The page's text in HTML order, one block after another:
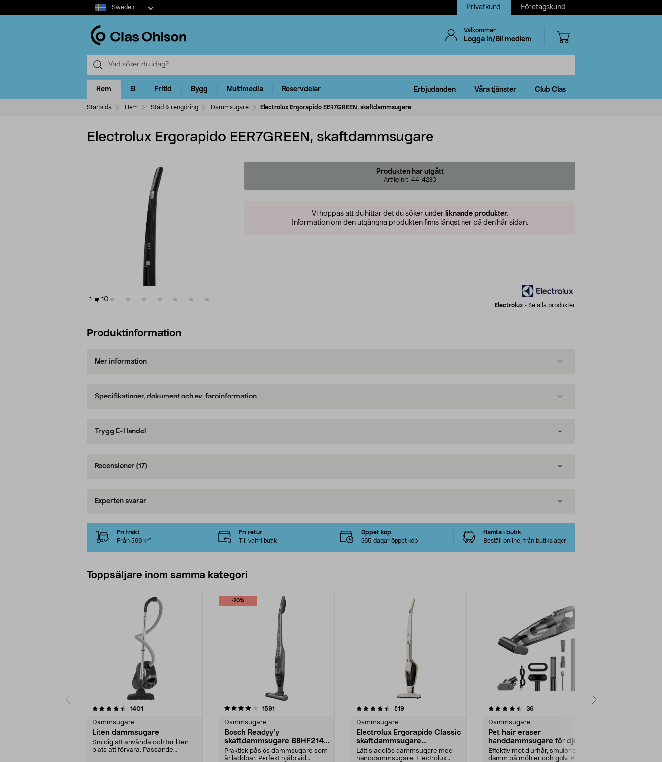
Select
market
Sweden Privatkund Företagskund
Välkommen
Logga in/Bli medlem
Hem El Fritid Bygg Multimedia Reservdelar Erbjudanden Våra tjänster Club Clas
Startsida Hem Städ & rengöring Dammsugare Electrolux Ergorapido EER7GREEN, skaftdammsugare
Electrolux Ergorapido EER7GREEN, skaftdammsugare
1 / 10
Produkten har utgått
Artikelnr: 44-4230
Vi hoppas att du hittar det du söker under liknande produkter.
Information om den utgångna produkten finns längst ner på den här sidan.
Electrolux - Se alla produkter
Produktinformation
Mer information
Specifikationer, dokument och ev. faroinformation
Trygg E-Handel
Recensioner (17)
Experten svarar
Fri frakt
Från 599 kr*
Fri retur
Till valfri butik
Öppet köp
365 dagar öppet köp
Hämta i butik
Beställ online, från butikslager
Toppsäljare inom samma kategori
1401
Dammsugare
Liten dammsugare
Smidig att använda och tar liten
plats att förvara. Passande
-20%
4.0 av 5 stjärnor 1591
Dammsugare
Bosch Readyy'y
skaftdammsugare BBHF214G
14,4 V
Praktisk påslös dammsugare som
är laddbar. Perfekt hjälp vid
4.5 av 5 stjärnor 519recensioner
Dammsugare
Electrolux Ergorapido Classic
skaftdammsugare
EERC73SW
Lätt sladdlös dammsugare med
handdammsugare. Electrolux
4.5 av 5 stjärnor 36recensioner
Dammsugare
Pet hair eraser
handdammsugare för djurhår
och smuts, 120 W
Effektiv mot djurhår, smulor och
damm på möbler och golv. Pet hair
4.0 av 5 stjärnor